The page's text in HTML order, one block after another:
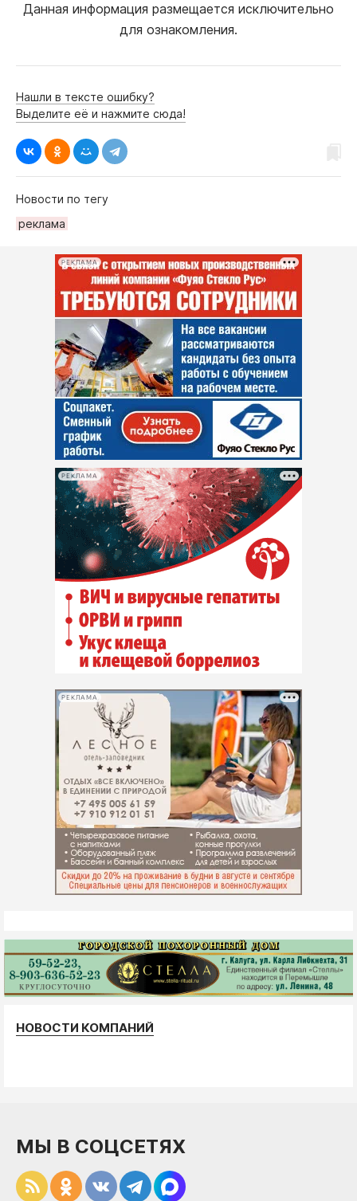
Данная информация размещается исключительно
для ознакомления.
Нашли в тексте ошибку?
Выделите её и нажмите сюда!
Новости по тегу
рeклама
РЕКЛАМА
РЕКЛАМА
РЕКЛАМА
НОВОСТИ КОМПАНИЙ
МЫ В СОЦСЕТЯХ